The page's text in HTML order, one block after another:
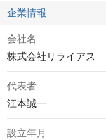
企業情報
会社名
株式会社リライアス
代表者
江本誠一
設立年月